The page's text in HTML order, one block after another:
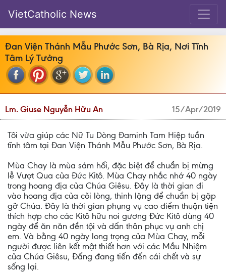
VietCatholic News
Đan Viện Thánh Mẫu Phước Sơn, Bà Rịa, Nơi Tĩnh
Tâm Lý Tưởng
Lm. Giuse Nguyễn Hữu An 15/Apr/2019
Tôi vừa giúp các Nữ Tu Dòng Đaminh Tam Hiệp tuần
tĩnh tâm tại Đan Viện Thánh Mẫu Phước Sơn, Bà Rịa.
Mùa Chay là mùa sám hối, đặc biệt để chuẩn bị mừng
lễ Vượt Qua của Đức Kitô. Mùa Chay nhắc nhớ 40 ngày
trong hoang địa của Chúa Giêsu. Đây là thời gian đi
vào hoang địa của cõi lòng, thinh lặng để chuẩn bị gặp
gỡ Chúa. Đây là thời gian phụng vụ cao điểm thuận tiện
thích hợp cho các Kitô hữu noi gương Đức Kitô dùng 40
ngày để ăn năn đền tội và dấn thân phục vụ anh chị
em. Và bằng 40 ngày long trọng của Mùa Chay, mỗi
người được liên kết mật thiết hơn với các Mầu Nhiệm
của Chúa Giêsu, Đấng đang tiến đến cái chết và sự
sống lại.